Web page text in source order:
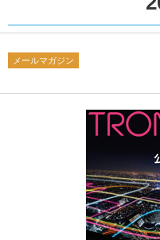
メールマガジン